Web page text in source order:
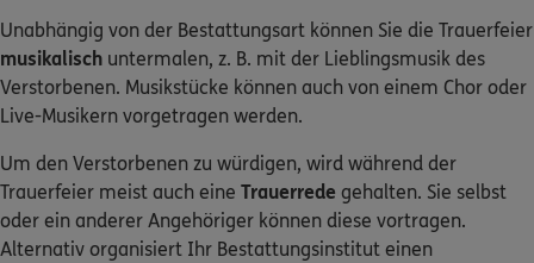
Unabhängig von der Bestattungsart können Sie die Trauerfeier
musikalisch untermalen, z. B. mit der Lieblingsmusik des
Verstorbenen. Musikstücke können auch von einem Chor oder
Live-Musikern vorgetragen werden.
Um den Verstorbenen zu würdigen, wird während der
Trauerfeier meist auch eine Trauerrede gehalten. Sie selbst
oder ein anderer Angehöriger können diese vortragen.
Alternativ organisiert Ihr Bestattungsinstitut einen